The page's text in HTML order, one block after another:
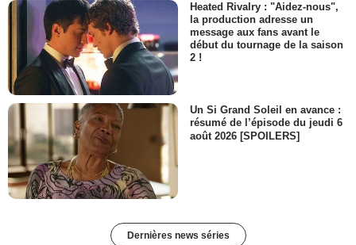
Heated Rivalry : "Aidez-nous",
la production adresse un
message aux fans avant le
début du tournage de la saison
2 !
Un Si Grand Soleil en avance :
résumé de l’épisode du jeudi 6
août 2026 [SPOILERS]
Dernières news séries